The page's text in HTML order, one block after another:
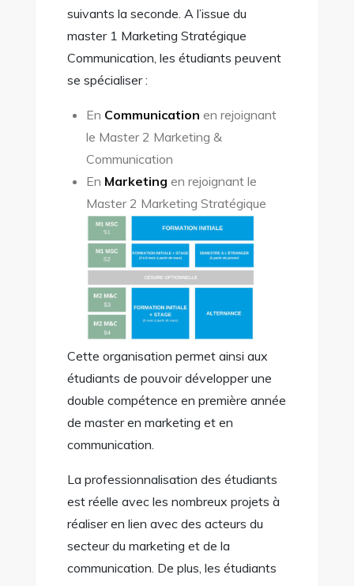
suivants la seconde. A l’issue du
master 1 Marketing Stratégique
Communication, les étudiants peuvent
se spécialiser :
En Communication en rejoignant
le Master 2 Marketing &
Communication
En Marketing en rejoignant le
Master 2 Marketing Stratégique
Cette organisation permet ainsi aux
étudiants de pouvoir développer une
double compétence en première année
de master en marketing et en
communication.
La professionnalisation des étudiants
est réelle avec les nombreux projets à
réaliser en lien avec des acteurs du
secteur du marketing et de la
communication. De plus, les étudiants